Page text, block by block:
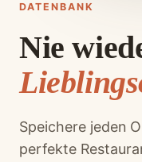
DATENBANK
Nie
Speichere jeden
perfekte